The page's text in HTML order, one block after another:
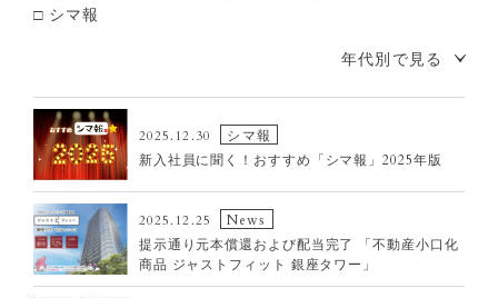
シマ報
年代別で見る
2026
2024
2023
2025.12.30
シマ報
新入社員に聞く！おすすめ「シマ報」2025年版
2025.12.25
News
提示通り元本償還および配当完了 「不動産小口化
商品 ジャストフィット 銀座タワー」